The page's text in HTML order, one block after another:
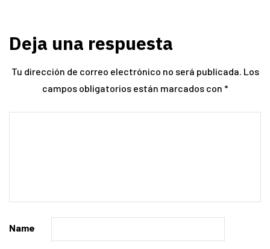
Deja una respuesta
Tu dirección de correo electrónico no será publicada. Los
campos obligatorios están marcados con *
Name